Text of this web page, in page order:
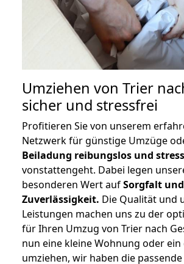
Umziehen von Trier
sicher und stressfrei
Profitieren Sie von unserem
Netzwerk für günstige Umzüge
Beiladung reibungslos und
vonstattengeht. Dabei legen
besonderen Wert aufSorgfalt und
Zuverlässigkeit. Die Qualität und
Leistungen machen uns zu der
für Ihren Umzug von Trier nach
nun eine kleine Wohnung oder ein
umziehen, wir haben die